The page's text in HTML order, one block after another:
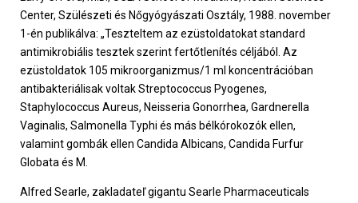
Center, Szülészeti és Nőgyógyászati ​​Osztály, 1988. november
1-én publikálva: „Teszteltem az ezüstoldatokat standard
antimikrobiális tesztek szerint fertőtlenítés céljából. Az
ezüstoldatok 105 mikroorganizmus/1 ml koncentrációban
antibakteriálisak voltak Streptococcus Pyogenes,
Staphylococcus Aureus, Neisseria Gonorrhea, Gardnerella
Vaginalis, Salmonella Typhi és más bélkórokozók ellen,
valamint gombák ellen Candida Albicans, Candida Furfur
Globata és M.
Alfred Searle, zakladateľ gigantu Searle Pharmaceuticals